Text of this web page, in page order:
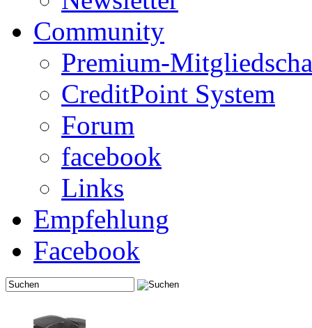
Community
Premium-
CreditPoint System
Forum
facebook
Links
Empfehlung
Facebook